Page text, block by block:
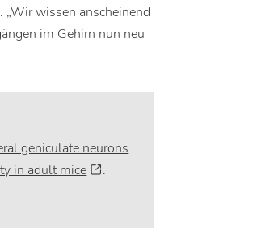
wissen anscheinend
im Gehirn nun neu
geniculate neurons
in adult mice
.